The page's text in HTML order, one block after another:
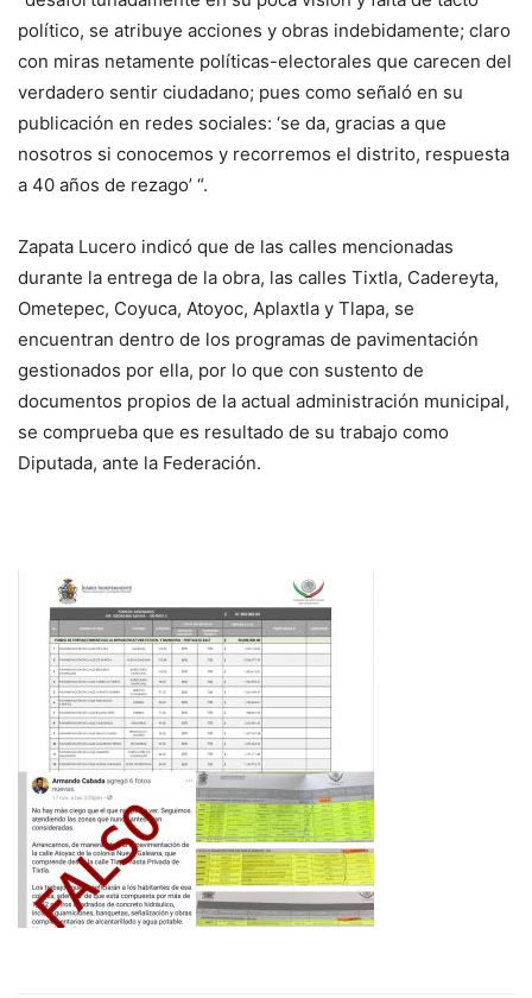
político, se atribuye acciones y obras indebidamente; claro
con miras netamente políticas-electorales que carecen del
verdadero sentir ciudadano; pues como señaló en su
publicación en redes sociales: ‘se da, gracias a que
nosotros si conocemos y recorremos el distrito, respuesta
a 40 años de rezago’ “.
Zapata Lucero indicó que de las calles mencionadas
durante la entrega de la obra, las calles Tixtla, Cadereyta,
Ometepec, Coyuca, Atoyoc, Aplaxtla y Tlapa, se
encuentran dentro de los programas de pavimentación
gestionados por ella, por lo que con sustento de
documentos propios de la actual administración municipal,
se comprueba que es resultado de su trabajo como
Diputada, ante la Federación.